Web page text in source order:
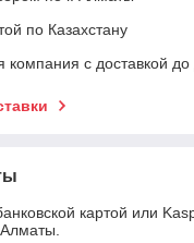
по Казахстану
компания с доставкой до
картой или